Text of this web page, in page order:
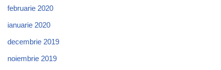
februarie 2020
ianuarie 2020
decembrie 2019
noiembrie 2019